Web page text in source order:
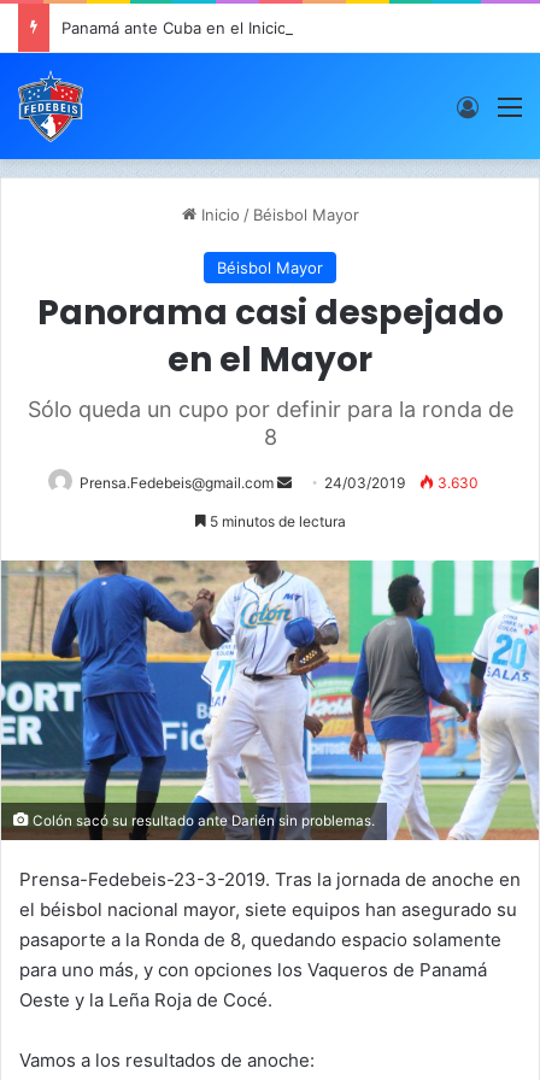
Panamá ante Cuba en el Inicio de la “Súper Ronda”
Inicio / Béisbol Mayor
Béisbol Mayor
Panorama casi despejado
en el Mayor
Sólo queda un cupo por definir para la ronda de
8
Prensa.Fedebeis@gmail.com
S
d
a
n
e
m
a
i
l
24/03/2019 3.630
5 minutos de lectura
Colón sacó su resultado ante Darién sin problemas.
Prensa-Fedebeis-23-3-2019. Tras la jornada de anoche en
el béisbol nacional mayor, siete equipos han asegurado su
pasaporte a la Ronda de 8, quedando espacio solamente
para uno más, y con opciones los Vaqueros de Panamá
Oeste y la Leña Roja de Cocé.
Vamos a los resultados de anoche: